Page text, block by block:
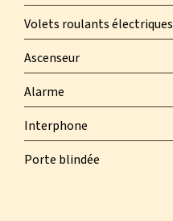
Volets roulants électriques
Ascenseur
Alarme
Interphone
Porte blindée